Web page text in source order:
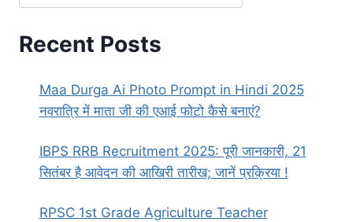
Recent Posts
Maa Durga Ai Photo Prompt in Hindi 2025
नवरात्रि में माता जी की एआई फोटो कैसे बनाएं?
IBPS RRB Recruitment 2025: पूरी जानकारी, 21
सितंबर है आवेदन की आखिरी तारीख; जानें प्रक्रिया !
RPSC 1st Grade Agriculture Teacher